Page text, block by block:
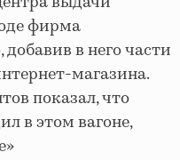
фирма
в него части
магазина.
показал, что
в этом вагоне,